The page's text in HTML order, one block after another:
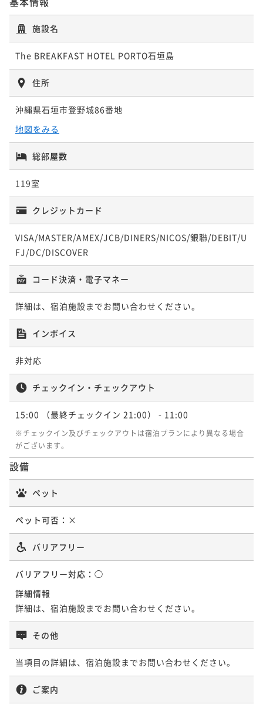
元の美味しさ詰まった朝ごはん！【2名～】（朝食付）
朝食付き 現地決済可 事前決済可
IN 15:00 - 24:00 OUT11:00
ポイント即利用で最大5％OFF
2名 ¥ 15,656 ~
恵み八重山ブッフェ！【2名～】（朝食付）
朝食付き 現地決済可 事前決済可
IN 15:00 - 24:00 OUT11:00
【朝食にこだわりぬいたホテル】贅沢すぎる朝ごは
ん！石垣牛ローストビーフと海鮮丼♪【2名～】（朝食
付）
朝食付き 現地決済可 事前決済可
IN 15:00 - 24:00 OUT11:00
ポイント即利用で最大5％OFF
¥17,800~
【2連泊以上deお得】ユーグレナモール徒歩圏内の好
立地ステイ♪【2名～】（素泊）
素泊まり 現地決済可 事前決済可
IN 15:00 - 24:00 OUT11:00
¥24,552~
【2連泊以上deお得】朝から感動！A5石垣牛ロースト
ビーフと海鮮丼♪【2名～】（朝食付）
¥33,752~
【正規料金】正規料金プラン【2名～】（素泊）
素泊まり 現地決済可
ポイント即利用で最大5％OFF
¥47,300~
2名 ¥ 44,935 ~
【早期割60】60日前までのご予約でお得！離島ターミ
素泊まり 現地決済可 事前決済可
IN 15:00 - 24:00 OUT11:00
¥ 13,782 ~
【石垣島の自然を感じるステイ】アクセス抜群♪石垣
島観光満喫ステイ♪【2名～】（素泊）
【早期割120】朝から最高のご褒美！石垣牛ローストビ
ーフと海鮮丼の贅沢朝ごはん！【2名～】（朝食付）
朝食付き 現地決済可 事前決済可
IN 15:00 - 24:00 OUT11:00
ポイント即利用で最大5％OFF
【早期割90】贅沢に石垣牛と海鮮丼で始める一日♪地
元の美味しさ詰まった朝ごはん！【2名～】（朝食付）
朝食付き 現地決済可 事前決済可
IN 15:00 - 24:00 OUT11:00
ポイント即利用で 最大5％OFF
2名 ¥ 17,708 ~
【早期割60】ここだけの味を朝から堪能♪石垣食材の
恵み八重山ブッフェ！【2名～】（朝食付）
朝食付き 現地決済可 事前決済可
IN 15:00 - 24:00 OUT11:00
¥19,108~
ん！石垣牛ローストビーフと海鮮丼♪【2名～】（朝食
付）
朝食付き 現地決済可 事前決済可
IN 15:00 - 24:00 OUT11:00
ポイント即利用で最大5％OFF
施設名
The BREAKFAST HOTEL PORTO石垣島
住所
沖縄県石垣市登野城86番地
地図をみる
総部屋数
119室
クレジットカード
VISA/MASTER/AMEX/JCB/DINERS/NICOS/銀聯/DEBIT/U
FJ/DC/DISCOVER
コード決済・電子マネー
詳細は、宿泊施設までお問い合わせください。
インボイス
非対応
チェックイン・チェックアウト
15:00 （最終チェックイン 21:00） - 11:00
※チェックイン及びチェックアウトは宿泊プランにより異なる場合
がございます。
設備
ペット
ペット可否： ×
バリアフリー
バリアフリー対応： ◯
詳細情報
詳細は、宿泊施設までお問い合わせください。
その他
当項目の詳細は、宿泊施設までお問い合わせください。
ご案内